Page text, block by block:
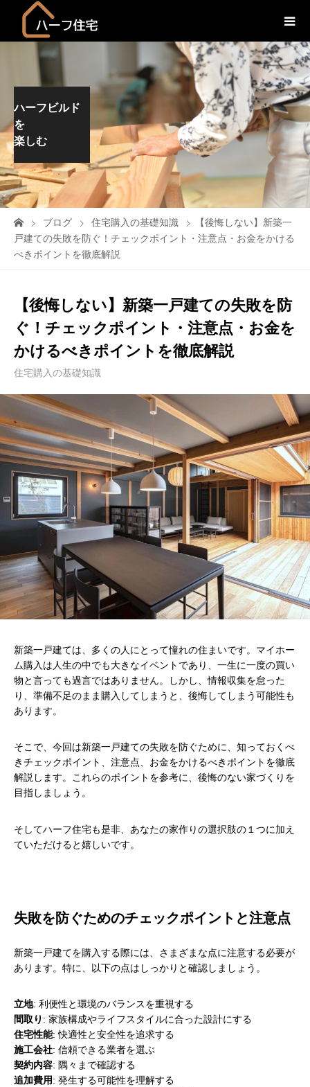
ハーフビルド
を
楽しむ
ブログ 住宅購入の基礎知識
【後悔しない】新築一
戸建ての失敗を防ぐ！チェックポイント・注意点・お金をかける
べきポイントを徹底解説
【後悔しない】新築一戸建ての失敗を防
ぐ！チェックポイント・注意点・お金を
かけるべきポイントを徹底解説
住宅購入の基礎知識
新築一戸建ては、多くの人にとって憧れの住まいです。マイホー
ム購入は人生の中でも大きなイベントであり、一生に一度の買い
物と言っても過言ではありません。しかし、情報収集を怠った
り、準備不足のまま購入してしまうと、後悔してしまう可能性も
あります。
そこで、今回は新築一戸建ての失敗を防ぐために、知っておくべ
きチェックポイント、注意点、お金をかけるべきポイントを徹底
解説します。これらのポイントを参考に、後悔のない家づくりを
目指しましょう。
そしてハーフ住宅も是非、あなたの家作りの選択肢の１つに加え
ていただけると嬉しいです。
失敗を防ぐためのチェックポイントと注意点
新築一戸建てを購入する際には、さまざまな点に注意する必要が
あります。特に、以下の点はしっかりと確認しましょう。
立地: 利便性と環境のバランスを重視する
間取り : 家族構成やライフスタイルに合った設計にする
住宅性能: 快適性と安全性を追求する
施工会社: 信頼できる業者を選ぶ
契約内容: 隅々まで確認する
追加費用: 発生する可能性を理解する